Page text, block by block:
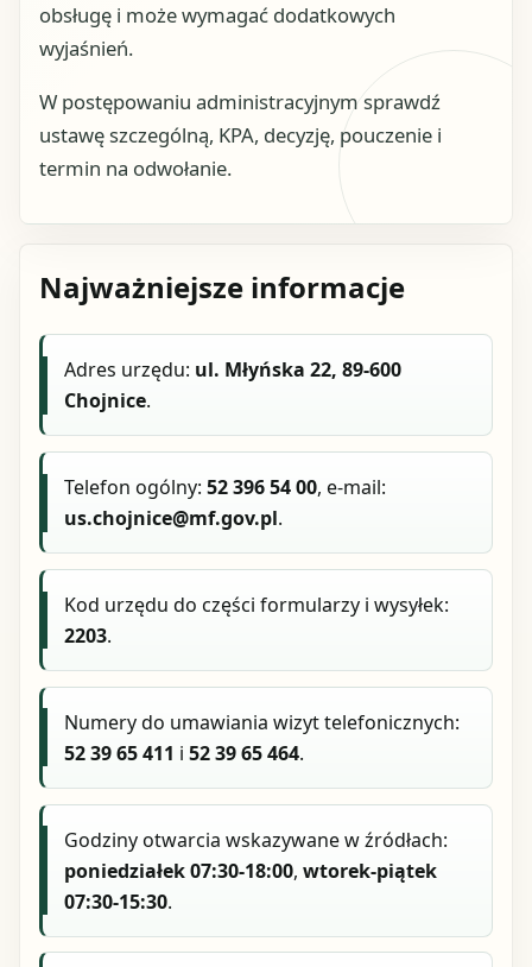
obsługę i może wymagać dodatkowych
wyjaśnień.
W postępowaniu administracyjnym sprawdź
ustawę szczególną, KPA, decyzję, pouczenie i
termin na odwołanie.
Najważniejsze informacje
Adres urzędu: ul. Młyńska 22, 89-600
Chojnice.
Telefon ogólny:52 396 54 00, e-mail:
us.chojnice@mf.gov.pl.
Kod urzędu do części formularzy i wysyłek:
2203.
Numery do umawiania wizyt telefonicznych:
52 39 65 411 i52 39 65 464.
Godziny otwarcia wskazywane w źródłach:
poniedziałek 07:30-18:00,wtorek-piątek
07:30-15:30.